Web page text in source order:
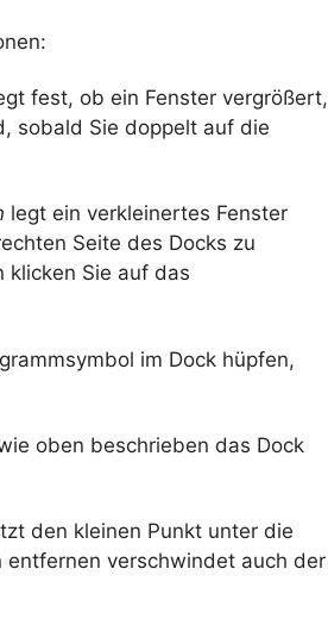
fest, ob ein Fenster vergrößert,
sobald Sie doppelt auf die
legt ein verkleinertes Fenster
Seite des Docks zu
klicken Sie auf das
im Dock hüpfen,
oben beschrieben das Dock
den kleinen Punkt unter die
entfernen verschwindet auch der